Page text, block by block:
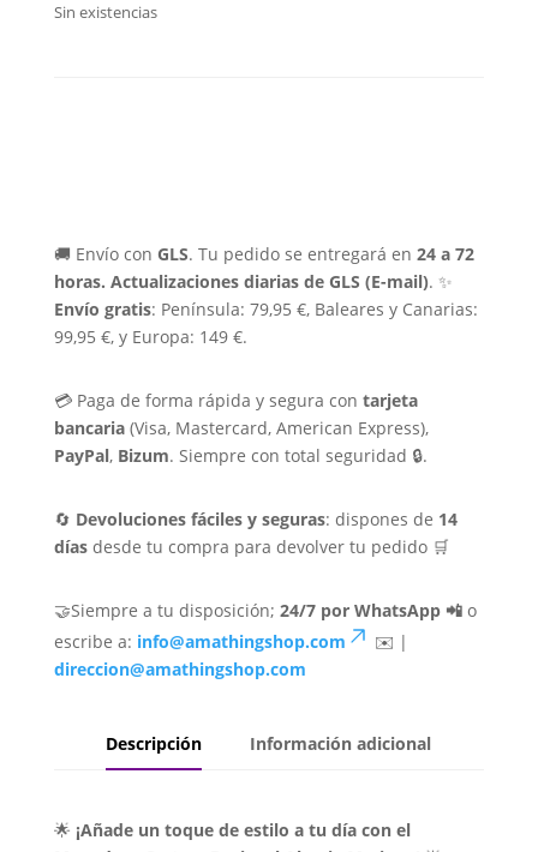
Sin existencias
🚚 Envío con GLS. Tu pedido se entregará en 24 a 72
horas. Actualizaciones diarias de GLS (E-mail). ✨
Envío gratis: Península: 79,95 €, Baleares y Canarias:
99,95 €, y Europa: 149 €.
💳 Paga de forma rápida y segura con tarjeta
bancaria(Visa, Mastercard, American Express),
PayPal, Bizum. Siempre con total seguridad 🔒.
🔄 Devoluciones fáciles y seguras: dispones de 14
díasdesde tu compra para devolver tu pedido 🛒
🤝Siempre a tu disposición; 24/7 por WhatsApp 📲o
escribe a: info@amathingshop.com
✉️ |
direccion@amathingshop.com
Descripción Información adicional
🌟 ¡Añade un toque de estilo a tu día con el